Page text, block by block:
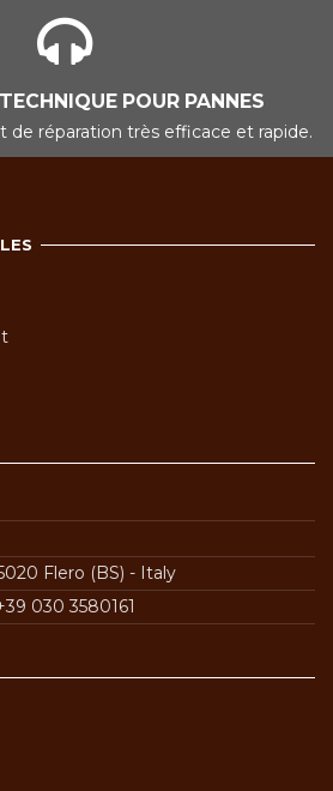
POUR PANNES
de réparation très efficace et rapide.
Flero (BS) - Italy
030 3580161